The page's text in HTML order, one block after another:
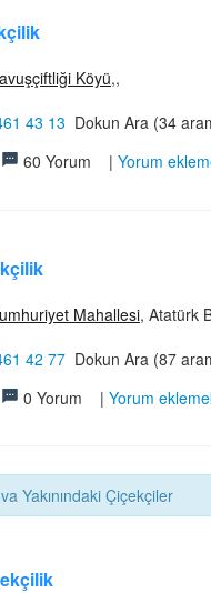
Köyü,,
43 13 Dokun Ara (34
60 Yorum | Yorum
Mahallesi, Atatürk
42 77 Dokun Ara (87
0 Yorum | Yorum
Yakınındaki Çiçekçiler